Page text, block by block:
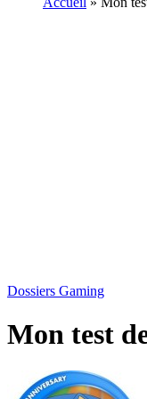
Dossiers Gaming
Mon test